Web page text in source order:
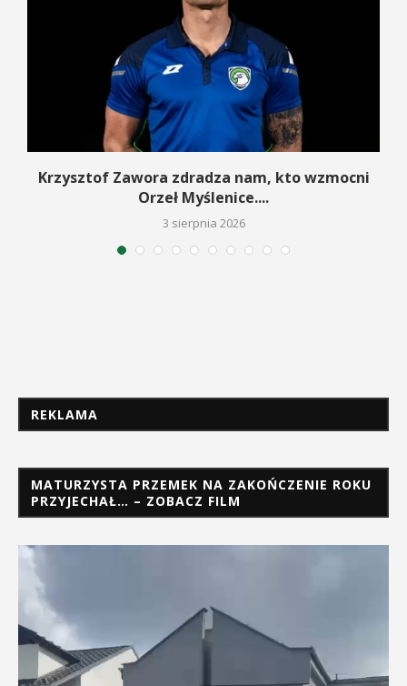
Krzysztof Zawora zdradza nam, kto wzmocni
Orzeł Myślenice....
3 sierpnia 2026
REKLAMA
MATURZYSTA PRZEMEK NA ZAKOŃCZENIE ROKU
PRZYJECHAŁ… – ZOBACZ FILM
Odtwarzacz